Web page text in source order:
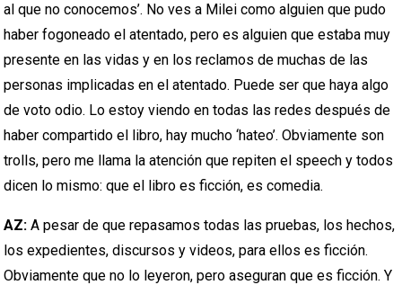
al que no conocemos’. No ves a Milei como alguien que pudo
haber fogoneado el atentado, pero es alguien que estaba muy
presente en las vidas y en los reclamos de muchas de las
personas implicadas en el atentado. Puede ser que haya algo
de voto odio. Lo estoy viendo en todas las redes después de
haber compartido el libro, hay mucho ‘hateo’. Obviamente son
trolls, pero me llama la atención que repiten el speech y todos
dicen lo mismo: que el libro es ficción, es comedia.
AZ:A pesar de que repasamos todas las pruebas, los hechos,
los expedientes, discursos y videos, para ellos es ficción.
Obviamente que no lo leyeron, pero aseguran que es ficción. Y